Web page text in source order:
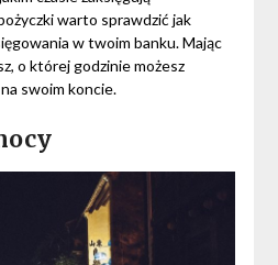
warto sprawdzić jak
w twoim banku. Mając
o której godzinie możesz
swoim koncie.